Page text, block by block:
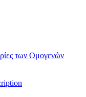
των Ομογενών